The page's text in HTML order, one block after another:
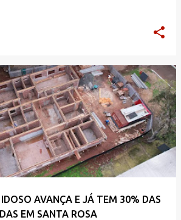
AVANÇA E JÁ TEM 30% DAS
EM SANTA ROSA